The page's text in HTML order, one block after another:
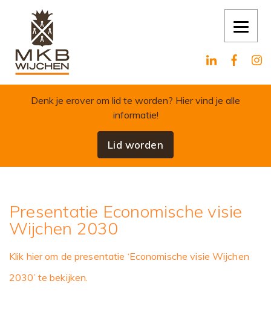
Skip to content
Denk je erover om lid te worden? Hier vind je alle
informatie!
Lid worden
Presentatie Economische visie
Wijchen 2030
Klik hier om de presentatie ‘Economische visie Wijchen
2030’ te bekijken.